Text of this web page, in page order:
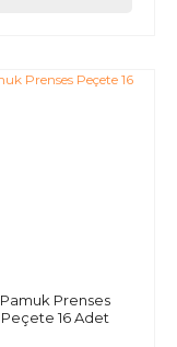
Pamuk Prenses
Peçete 16 Adet